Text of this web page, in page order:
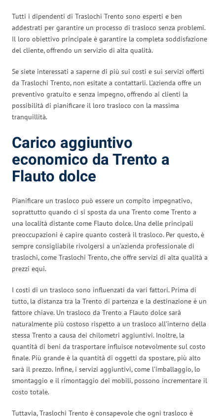
Tutti i dipendenti di Traslochi Trento sono esperti e ben
addestrati per garantire un processo di trasloco senza problemi.
Il loro obiettivo principale è garantire la completa soddisfazione
del cliente, offrendo un servizio di alta qualità.
Se siete interessati a saperne di più sui costi e sui servizi offerti
da Traslochi Trento, non esitate a contattarli. L’azienda offre un
preventivo gratuito e senza impegno, offrendo ai clienti la
possibilità di pianificare il loro trasloco con la massima
tranquillità.
Carico aggiuntivo
economico da Trento a
Flauto dolce
Pianificare un trasloco può essere un compito impegnativo,
soprattutto quando ci si sposta da una Trento come Trento a
una località distante come Flauto dolce. Una delle principali
preoccupazioni è capire quanto costerà il trasloco. Per questo, è
sempre consigliabile rivolgersi a un’azienda professionale di
traslochi, come Traslochi Trento, che offre servizi di alta qualità a
prezzi equi.
I costi di un trasloco sono influenzati da vari fattori. Prima di
tutto, la distanza tra la Trento di partenza e la destinazione è un
fattore chiave. Un trasloco da Trento a Flauto dolce sarà
naturalmente più costoso rispetto a un trasloco all’interno della
stessa Trento a causa dei chilometri aggiuntivi. Inoltre, la
quantità di beni da trasportare influisce notevolmente sul costo
finale. Più grande è la quantità di oggetti da spostare, più alto
sarà il prezzo. Infine, i servizi aggiuntivi, come l’imballaggio, lo
smontaggio e il rimontaggio dei mobili, possono incrementare il
costo totale.
Tuttavia, Traslochi Trento è consapevole che ogni trasloco è